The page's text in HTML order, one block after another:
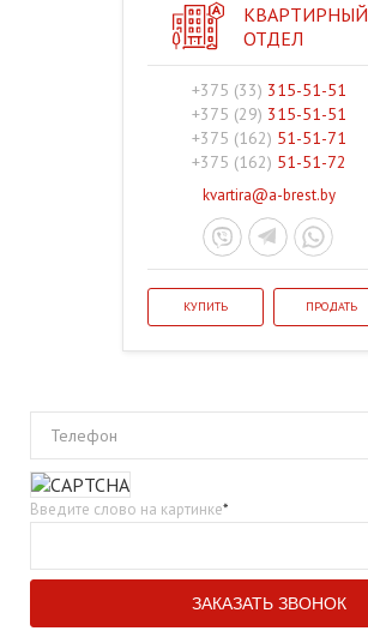
КВАРТИРНЫЙ
ОТДЕЛ
+375 (33) 315-51-51
+375 (29) 315-51-51
+375 (162) 51-51-71
+375 (162) 51-51-72
kvartira@a-brest.by
КУПИТЬ ПРОДАТЬ
Телефон
Введите слово на картинке*